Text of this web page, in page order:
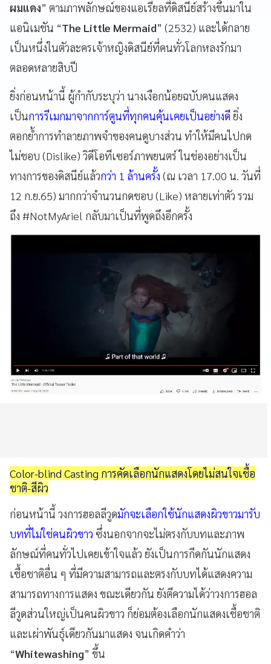
ผมแดง” ตามภาพลักษณ์ของแอเรียลที่ดิสนีย์สร้างขึ้นมาใน
แอนิเมชัน “The Little Mermaid” (2532) และได้กลาย
เป็นหนึ่งในตัวละครเจ้าหญิงดิสนีย์ที่คนทั่วโลกหลงรักมา
ตลอดหลายสิบปี
ยิ่งก่อนหน้านี้ ผู้กำกับระบุว่า นางเงือกน้อยฉบับคนแสดง
เป็นการรีเมกมาจากการ์ตูนที่ทุกคนคุ้นเคยเป็นอย่างดี ยิ่ง
ตอกย้ำการทำลายภาพจำของคนดูบางส่วน ทำให้มีคนไปกด
ไม่ชอบ (Dislike) วิดีโอทีเซอร์ภาพยนตร์ ในช่องอย่างเป็น
ทางการของดิสนีย์แล้วกว่า 1 ล้านครั้ง (ณ เวลา 17.00 น. วันที่
12 ก.ย.65) มากกว่าจำนวนกดชอบ (Like) หลายเท่าตัว รวม
ถึง #NotMyAriel กลับมาเป็นที่พูดถึงอีกครั้ง
Color-blind Casting การคัดเลือกนักแสดงโดยไม่สนใจเชื้อ
ชาติ-สีผิว
ก่อนหน้านี้ วงการฮอลลีวูดมักจะเลือกใช้นักแสดงผิวขาวมารับ
บทที่ไม่ใช่คนผิวขาว ซึ่งนอกจากจะไม่ตรงกับบทและภาพ
ลักษณ์ที่คนทั่วไปเคยเข้าใจแล้ว ยังเป็นการกีดกันนักแสดง
เชื้อชาติอื่น ๆ ที่มีความสามารถและตรงกับบทได้แสดงความ
สามารถทางการแสดง ขณะเดียวกัน ยังตีความได้ว่าวงการฮอล
ลีวูดส่วนใหญ่เป็นคนผิวขาว ก็ย่อมต้องเลือกนักแสดงเชื้อชาติ
และเผ่าพันธุ์เดียวกันมาแสดง จนเกิดคำว่า
“Whitewashing” ขึ้น